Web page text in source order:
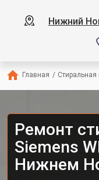
Нижний
Главная /
Ремонт
Siemens
Нижнем